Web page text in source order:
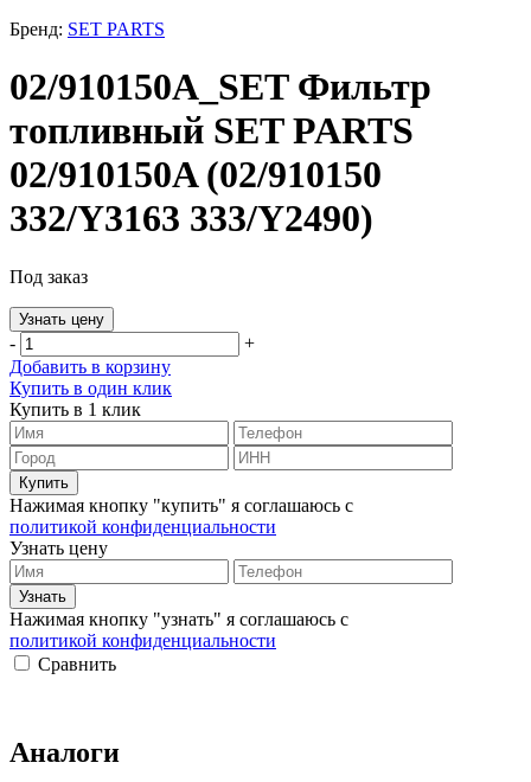
Бренд: SET PARTS
02/910150A_SET Фильтр
топливный SET PARTS
02/910150A (02/910150
332/Y3163 333/Y2490)
Под заказ
Узнать цену
-
+
Добавить в корзину
Купить в один клик
Купить в 1 клик
Нажимая кнопку "купить" я соглашаюсь с
политикой конфиденциальности
Узнать цену
Нажимая кнопку "узнать" я соглашаюсь с
политикой конфиденциальности
Сравнить
Аналоги